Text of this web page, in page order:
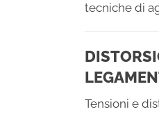
tecniche di
Tensioni e